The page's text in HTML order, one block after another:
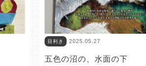
目利き 2025.05.27
五色の沼の、水面の下